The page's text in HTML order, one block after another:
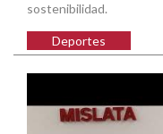
sostenibilidad.
Deportes